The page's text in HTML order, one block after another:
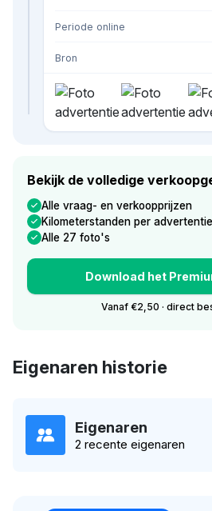
Periode online
Bron
Bekijk de volledige
Alle vraag- en verkoopprijzen
Kilometerstanden per advertentie
Alle 27 foto's
Download het
Vanaf €2,50 · direct
Eigenaren historie
Eigenaren
2 recente eigenaren